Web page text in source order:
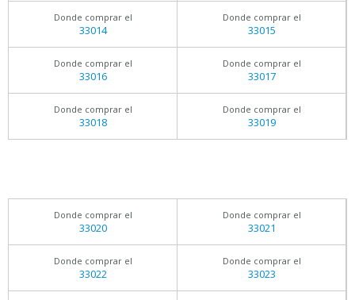
Donde comprar el
33014
Donde comprar el
33015
Donde comprar el
33016
Donde comprar el
33017
Donde comprar el
33018
Donde comprar el
33019
Donde comprar el
33020
Donde comprar el
33021
Donde comprar el
33022
Donde comprar el
33023